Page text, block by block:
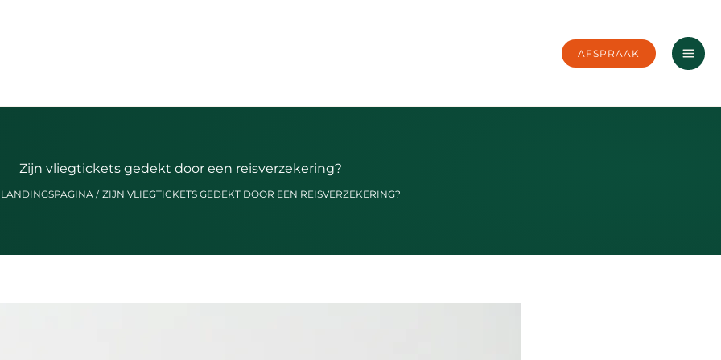
AFSPRAAK
Zijn vliegtickets gedekt door een reisverzekering?
LANDINGSPAGINA ZIJN VLIEGTICKETS GEDEKT DOOR EEN REISVERZEKERING?